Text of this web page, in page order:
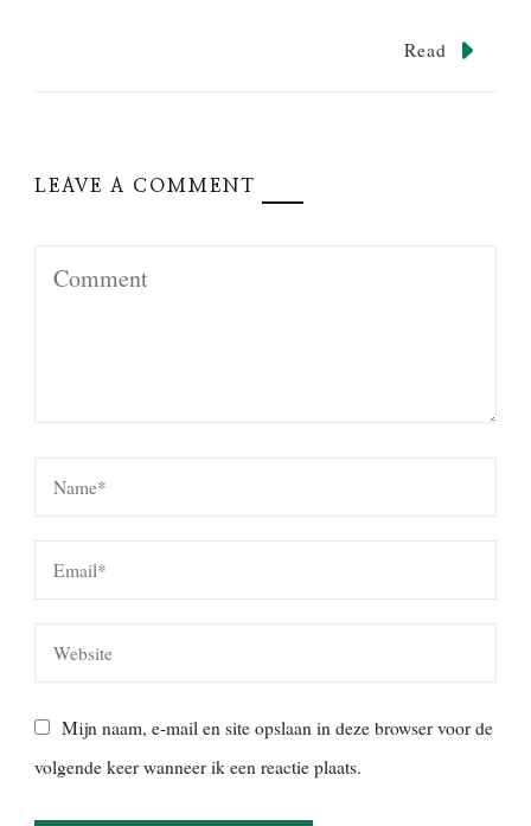
Read
LEAVE A COMMENT
Mijn naam, e-mail en site opslaan in deze browser voor de
volgende keer wanneer ik een reactie plaats.